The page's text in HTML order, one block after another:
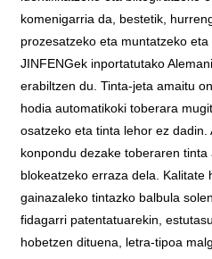
komenigarria da, bestetik,
prozesatzeko eta muntatzeko
JINFENGek inportatutako
erabiltzen du. Tinta-jeta amaitu
hodia automatikoki toberara
osatzeko eta tinta lehor ez
konpondu dezake toberaren
blokeatzeko erraza dela. Kalitate
gainazaleko tintazko balbula
fidagarri patentatuarekin,
hobetzen dituena, letra-tipoa